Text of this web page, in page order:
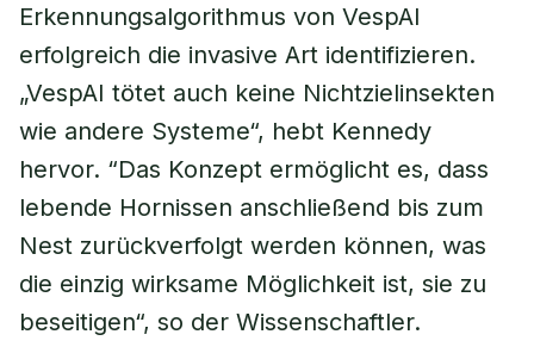
Erkennungsalgorithmus von VespAI
erfolgreich die invasive Art identifizieren.
„VespAI tötet auch keine Nichtzielinsekten
wie andere Systeme“, hebt Kennedy
hervor. “Das Konzept ermöglicht es, dass
lebende Hornissen anschließend bis zum
Nest zurückverfolgt werden können, was
die einzig wirksame Möglichkeit ist, sie zu
beseitigen“, so der Wissenschaftler.